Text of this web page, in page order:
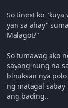
So tinext ko
yan sa ahay"
Malagot?"
So tumawag ako
sayang nung na
binuksan nya
ng matagal sabay
ang bading..